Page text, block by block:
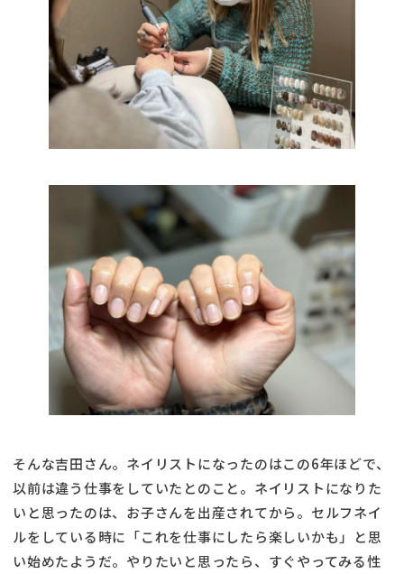
そんな吉田さん。ネイリストになったのはこの6年ほどで、
以前は違う仕事をしていたとのこと。ネイリストになりた
いと思ったのは、お子さんを出産されてから。セルフネイ
ルをしている時に「これを仕事にしたら楽しいかも」と思
い始めたようだ。やりたいと思ったら、すぐやってみる性